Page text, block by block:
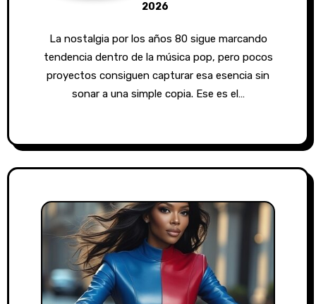
2026
La nostalgia por los años 80 sigue marcando
tendencia dentro de la música pop, pero pocos
proyectos consiguen capturar esa esencia sin
sonar a una simple copia. Ese es el…